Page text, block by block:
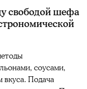
свободой шефа
соусами,
вкуса. Подача